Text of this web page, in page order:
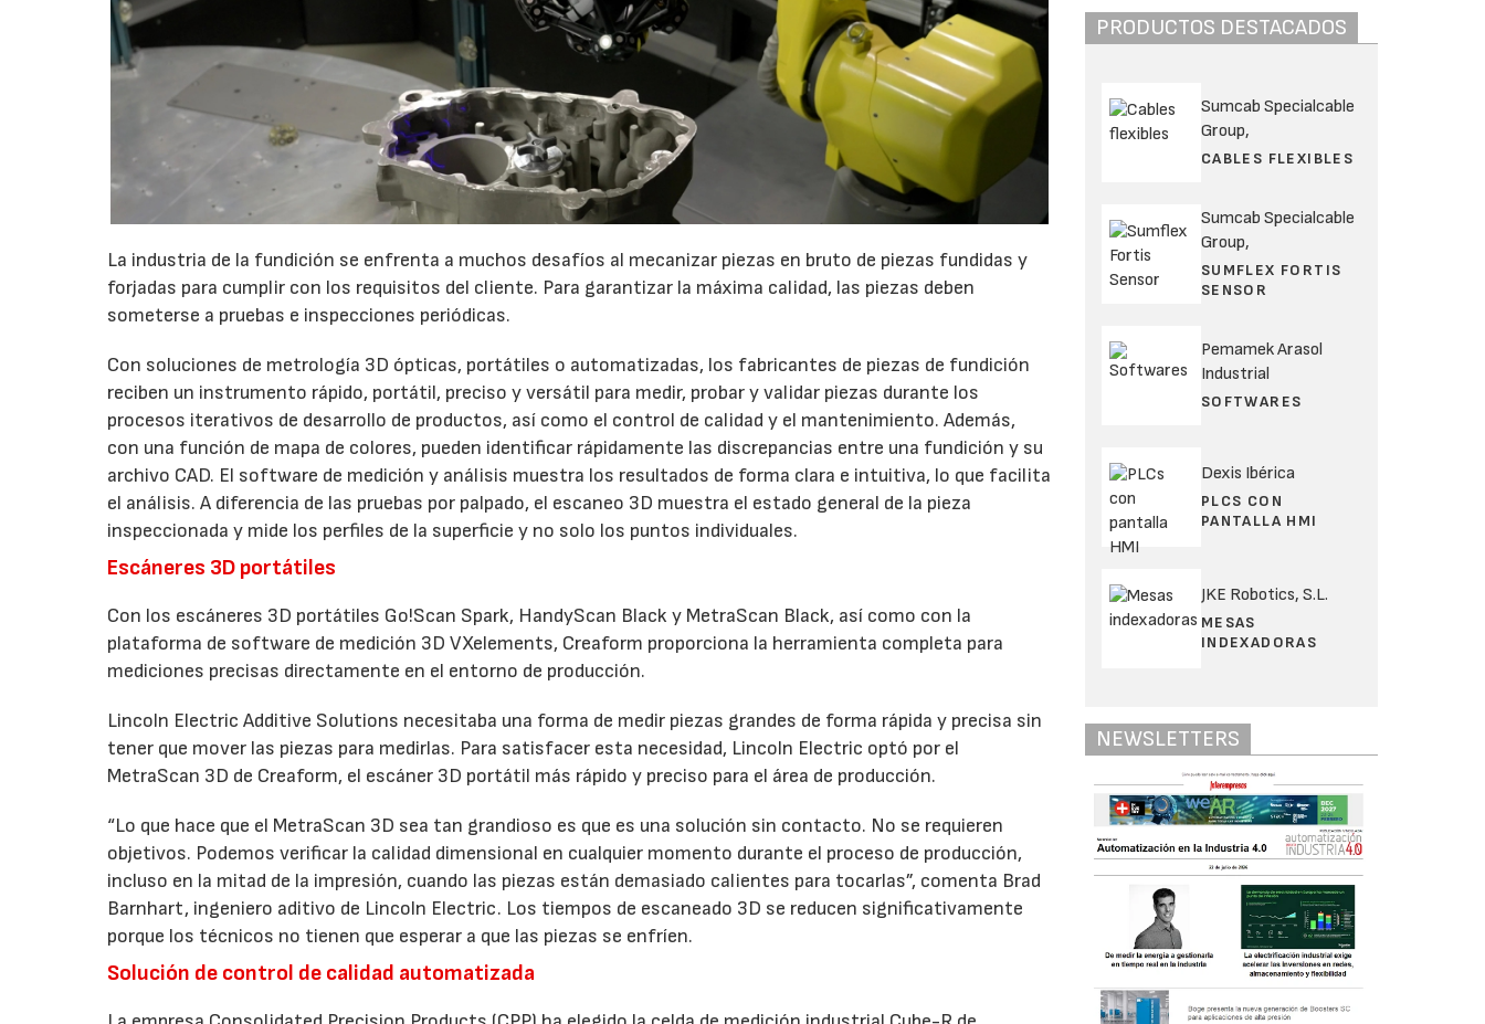
La industria de la fundición se enfrenta a muchos desafíos al mecanizar piezas en bruto de piezas fundidas y
forjadas para cumplir con los requisitos del cliente. Para garantizar la máxima calidad, las piezas deben
someterse a pruebas e inspecciones periódicas.
Con soluciones de metrología 3D ópticas, portátiles o automatizadas, los fabricantes de piezas de fundición
reciben un instrumento rápido, portátil, preciso y versátil para medir, probar y validar piezas durante los
procesos iterativos de desarrollo de productos, así como el control de calidad y el mantenimiento. Además,
con una función de mapa de colores, pueden identificar rápidamente las discrepancias entre una fundición y su
archivo CAD. El software de medición y análisis muestra los resultados de forma clara e intuitiva, lo que facilita
el análisis. A diferencia de las pruebas por palpado, el escaneo 3D muestra el estado general de la pieza
inspeccionada y mide los perfiles de la superficie y no solo los puntos individuales.
Escáneres 3D portátiles
Con los escáneres 3D portátiles Go!Scan Spark, HandyScan Black y MetraScan Black, así como con la
plataforma de software de medición 3D VXelements, Creaform proporciona la herramienta completa para
mediciones precisas directamente en el entorno de producción.
Lincoln Electric Additive Solutions necesitaba una forma de medir piezas grandes de forma rápida y precisa sin
tener que mover las piezas para medirlas. Para satisfacer esta necesidad, Lincoln Electric optó por el
MetraScan 3D de Creaform, el escáner 3D portátil más rápido y preciso para el área de producción.
“Lo que hace que el MetraScan 3D sea tan grandioso es que es una solución sin contacto. No se requieren
objetivos. Podemos verificar la calidad dimensional en cualquier momento durante el proceso de producción,
incluso en la mitad de la impresión, cuando las piezas están demasiado calientes para tocarlas”, comenta Brad
Barnhart, ingeniero aditivo de Lincoln Electric. Los tiempos de escaneado 3D se reducen significativamente
porque los técnicos no tienen que esperar a que las piezas se enfríen.
Solución de control de calidad automatizada
PRODUCTOS DESTACADOS
Sumcab Specialcable
Group,
CABLES FLEXIBLES
Sumcab Specialcable
Group,
SUMFLEX FORTIS
SENSOR
Pemamek Arasol
Industrial
SOFTWARES
Dexis Ibérica
PLCS CON
PANTALLA HMI
JKE Robotics, S.L.
MESAS
INDEXADORAS
NEWSLETTERS